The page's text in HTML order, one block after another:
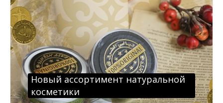
Новый ассортимент натуральной
косметики